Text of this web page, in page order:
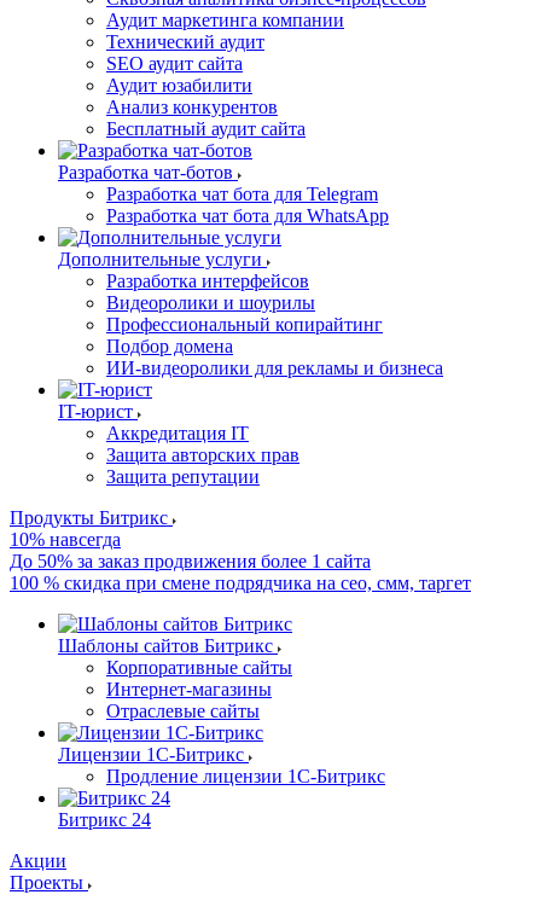
Аудит маркетинга компании
Технический аудит
SEO аудит сайта
Аудит юзабилити
Анализ конкурентов
Бесплатный аудит сайта
Разработка чат-ботов
Разработка чат бота для Telegram
Разработка чат бота для WhatsApp
Дополнительные услуги
Разработка интерфейсов
Видеоролики и шоурилы
Профессиональный копирайтинг
Подбор домена
ИИ-видеоролики для рекламы и бизнеса
IT-юрист
Аккредитация IT
Защита авторских прав
Защита репутации
Продукты Битрикс
10% навсегда
До 50% за заказ продвижения более 1 сайта
100 % скидка при смене подрядчика на сео, смм, таргет
Шаблоны сайтов Битрикс
Корпоративные сайты
Интернет-магазины
Отраслевые сайты
Лицензии 1С-Битрикс
Продление лицензии 1С-Битрикс
Битрикс 24
Акции
Проекты